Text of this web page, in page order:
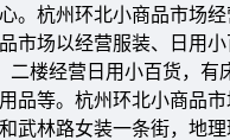
。杭州环北小商品市场
市场以经营服装、日用
楼经营日用小百货，
品等。杭州环北小商品
武林路女装一条街，地